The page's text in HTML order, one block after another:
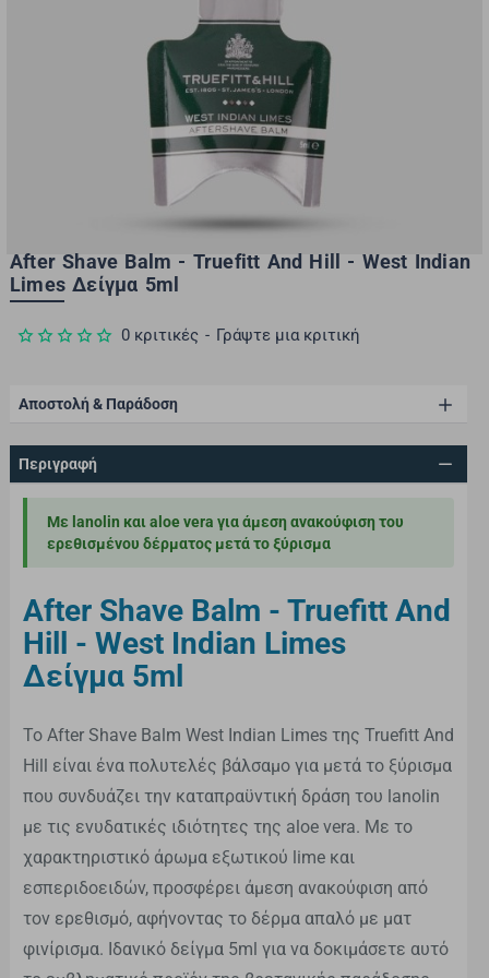
After Shave Balm - Truefitt And Hill - West Indian
Limes Δείγμα 5ml
Αποστολή & Παράδοση
Περιγραφή
Με lanolin και aloe vera για άμεση ανακούφιση του
ερεθισμένου δέρματος μετά το ξύρισμα
After Shave Balm - Truefitt And
Hill - West Indian Limes
Δείγμα 5ml
Το After Shave Balm West Indian Limes της Truefitt And
Hill είναι ένα πολυτελές βάλσαμο για μετά το ξύρισμα
που συνδυάζει την καταπραϋντική δράση του lanolin
με τις ενυδατικές ιδιότητες της aloe vera. Με το
χαρακτηριστικό άρωμα εξωτικού lime και
εσπεριδοειδών, προσφέρει άμεση ανακούφιση από
τον ερεθισμό, αφήνοντας το δέρμα απαλό με ματ
φινίρισμα. Ιδανικό δείγμα 5ml για να δοκιμάσετε αυτό
0 κριτικές - Γράψτε μια κριτική